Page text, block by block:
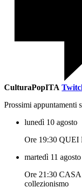
CulturaPopITA
Prossimi appuntamenti
lunedì 10 agosto
Ore 19:30
martedì 11 agosto
Ore 21:30
collezionismo